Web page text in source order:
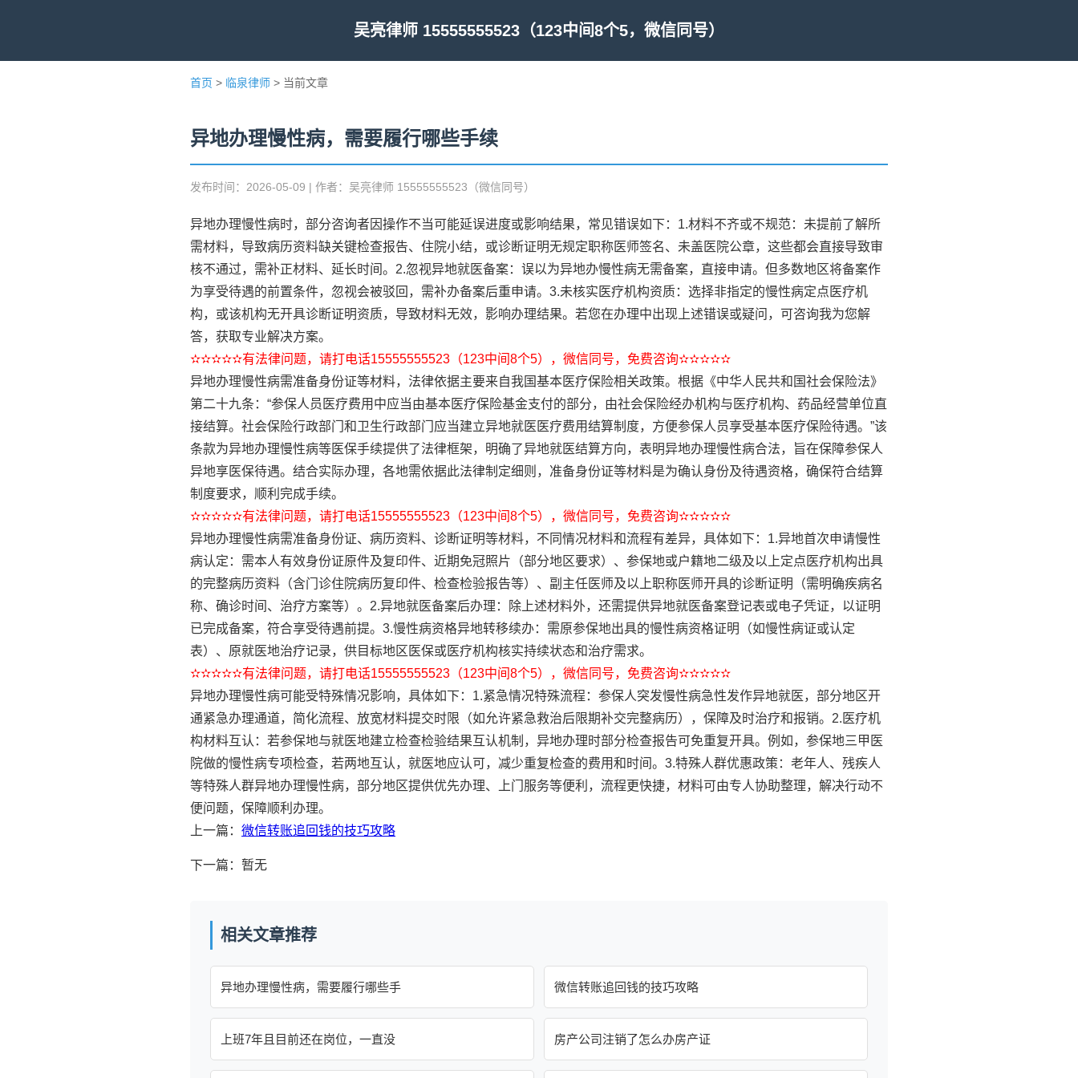
吴亮律师 15555555523（123中间8个5，微信同号）
首页 > 临泉律师 > 当前文章
异地办理慢性病，需要履行哪些手续
发布时间：2026-05-09 | 作者：吴亮律师 15555555523（微信同号）
异地办理慢性病时，部分咨询者因操作不当可能延误进度或影响结果，常见错误如下：1.材料不齐或不规范：未提前了解所
需材料，导致病历资料缺关键检查报告、住院小结，或诊断证明无规定职称医师签名、未盖医院公章，这些都会直接导致审
核不通过，需补正材料、延长时间。2.忽视异地就医备案：误以为异地办慢性病无需备案，直接申请。但多数地区将备案作
为享受待遇的前置条件，忽视会被驳回，需补办备案后重申请。3.未核实医疗机构资质：选择非指定的慢性病定点医疗机
构，或该机构无开具诊断证明资质，导致材料无效，影响办理结果。若您在办理中出现上述错误或疑问，可咨询我为您解
答，获取专业解决方案。
✫✫✫✫✫有法律问题，请打电话15555555523（123中间8个5），微信同号，免费咨询✫✫✫✫✫
异地办理慢性病需准备身份证等材料，法律依据主要来自我国基本医疗保险相关政策。根据《中华人民共和国社会保险法》
第二十九条：“参保人员医疗费用中应当由基本医疗保险基金支付的部分，由社会保险经办机构与医疗机构、药品经营单位直
接结算。社会保险行政部门和卫生行政部门应当建立异地就医医疗费用结算制度，方便参保人员享受基本医疗保险待遇。”该
条款为异地办理慢性病等医保手续提供了法律框架，明确了异地就医结算方向，表明异地办理慢性病合法，旨在保障参保人
异地享医保待遇。结合实际办理，各地需依据此法律制定细则，准备身份证等材料是为确认身份及待遇资格，确保符合结算
制度要求，顺利完成手续。
✫✫✫✫✫有法律问题，请打电话15555555523（123中间8个5），微信同号，免费咨询✫✫✫✫✫
异地办理慢性病需准备身份证、病历资料、诊断证明等材料，不同情况材料和流程有差异，具体如下：1.异地首次申请慢性
病认定：需本人有效身份证原件及复印件、近期免冠照片（部分地区要求）、参保地或户籍地二级及以上定点医疗机构出具
的完整病历资料（含门诊住院病历复印件、检查检验报告等）、副主任医师及以上职称医师开具的诊断证明（需明确疾病名
称、确诊时间、治疗方案等）。2.异地就医备案后办理：除上述材料外，还需提供异地就医备案登记表或电子凭证，以证明
已完成备案，符合享受待遇前提。3.慢性病资格异地转移续办：需原参保地出具的慢性病资格证明（如慢性病证或认定
表）、原就医地治疗记录，供目标地区医保或医疗机构核实持续状态和治疗需求。
✫✫✫✫✫有法律问题，请打电话15555555523（123中间8个5），微信同号，免费咨询✫✫✫✫✫
异地办理慢性病可能受特殊情况影响，具体如下：1.紧急情况特殊流程：参保人突发慢性病急性发作异地就医，部分地区开
通紧急办理通道，简化流程、放宽材料提交时限（如允许紧急救治后限期补交完整病历），保障及时治疗和报销。2.医疗机
构材料互认：若参保地与就医地建立检查检验结果互认机制，异地办理时部分检查报告可免重复开具。例如，参保地三甲医
院做的慢性病专项检查，若两地互认，就医地应认可，减少重复检查的费用和时间。3.特殊人群优惠政策：老年人、残疾人
等特殊人群异地办理慢性病，部分地区提供优先办理、上门服务等便利，流程更快捷，材料可由专人协助整理，解决行动不
便问题，保障顺利办理。
上一篇： 微信转账追回钱的技巧攻略
下一篇：暂无
相关文章推荐
异地办理慢性病，需要履行哪些手 微信转账追回钱的技巧攻略
上班7年且目前还在岗位，一直没 房产公司注销了怎么办房产证